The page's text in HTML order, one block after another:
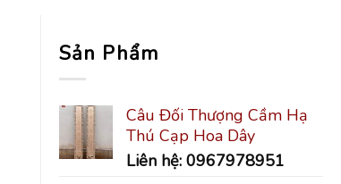
Sản Phẩm
Câu Đối Thượng Cầm Hạ
Thú Cạp Hoa Dây
Liên hệ: 0967978951